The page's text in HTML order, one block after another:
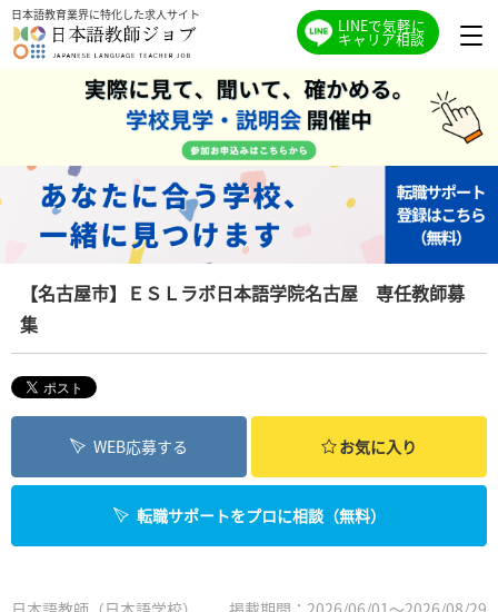
日本語教育業界に特化した求人サイト
LINEで気軽に
キャリア相談
【名古屋市】ＥＳＬラボ日本語学院名古屋 専任教師募
集
WEB応募する お気に入り
転職サポートをプロに相談（無料）